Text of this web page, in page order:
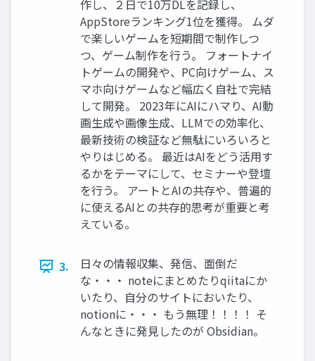
作し、２日で10万DLを記録し、
AppStoreランキング1位を獲得。 ムダ
で楽しいゲームを短期間で制作しつ
つ、ゲーム制作を行う。 フォートナイ
トゲームの開発や、PC向けゲーム、ス
マホ向けゲームなど幅広く自社で完結
して開発。 2023年にAIにハマり、AI動
画生成や画像生成、LLMでの効率化、
最新技術の検証など無駄にいろいろと
やりはじめる。 最近はAIをどう活用す
るかをテーマにして、セミナーや登壇
を行う。 アートとAIの共存や、普遍的
に使えるAIとの共存的思考が重要と考
えている。
3.
日々の情報収集、発信、面倒だ
な・・・ noteにまとめたりqiitaにか
いたり、自分のサイトにおいたり、
notionに・・・ もう無理！！！！ そ
んなときに発見したのが Obsidian。